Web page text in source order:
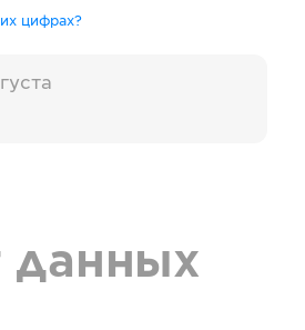
цифрах?
данных